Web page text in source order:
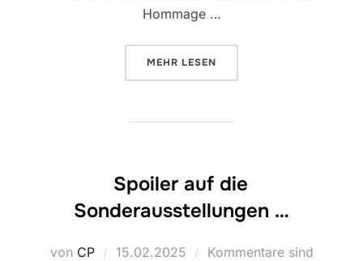
Hommage …
MEHR ÜBER „TOURENWAGEN-
LESEN
Spoiler auf die
Sonderausstellungen …
von CP
Veröffentlicht
15.02.2025
Kommentare sind